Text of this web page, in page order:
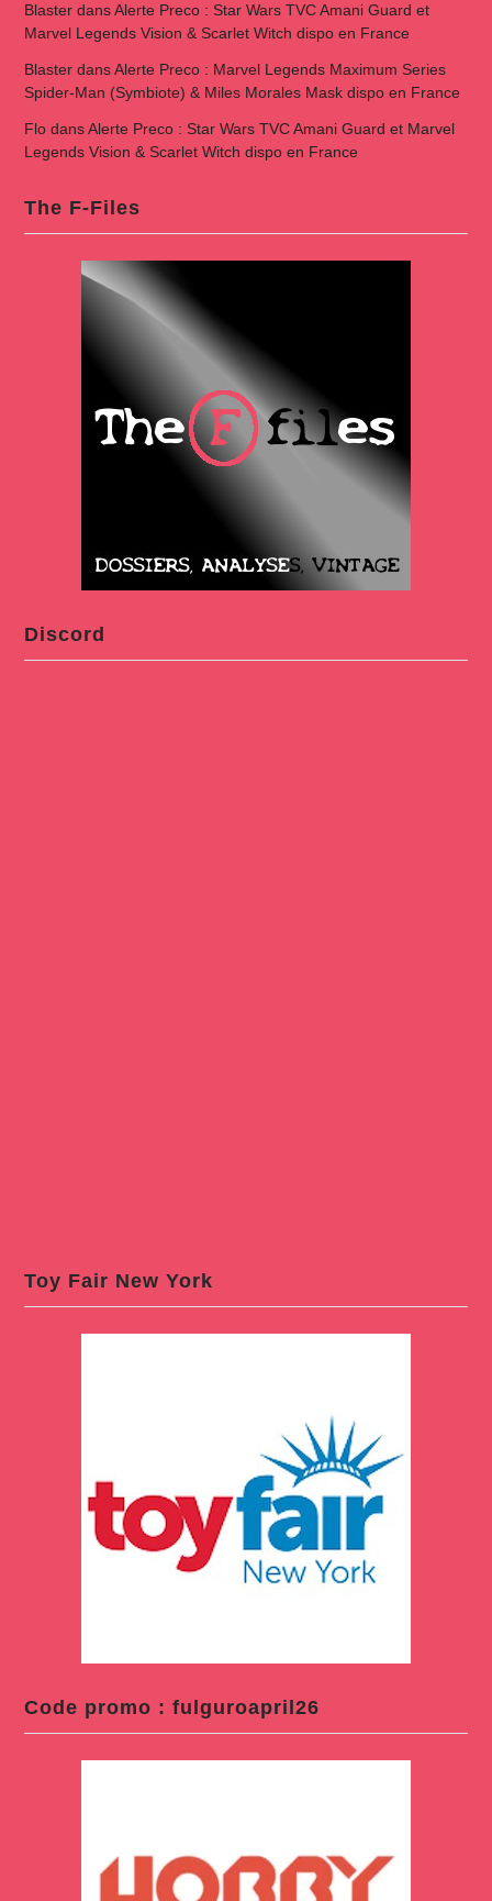
BlasterdansAlerte Preco : Star Wars TVC Amani Guard et
Marvel Legends Vision & Scarlet Witch dispo en France
BlasterdansAlerte Preco : Marvel Legends Maximum Series
Spider-Man (Symbiote) & Miles Morales Mask dispo en France
FlodansAlerte Preco : Star Wars TVC Amani Guard et Marvel
Legends Vision & Scarlet Witch dispo en France
The F-Files
Discord
Toy Fair New York
Code promo : fulguroapril26